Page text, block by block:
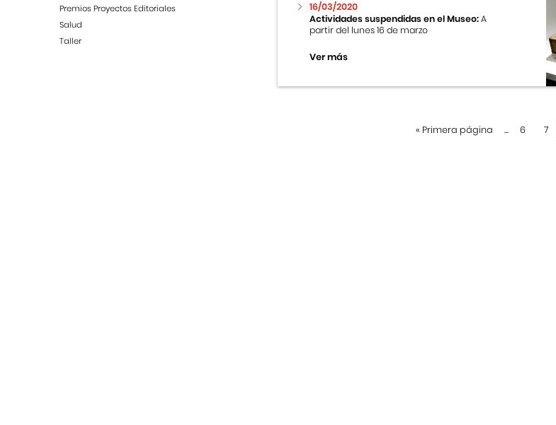
Premios Proyectos Editoriales
Salud
Taller
16/03/2020
Actividades suspendidas en el Museo:A
partir del lunes 16 de marzo
Ver más
« Primera página ... 6 7